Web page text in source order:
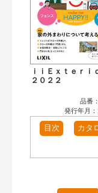
カテゴリー
窓・シャッター（3）
インテリア建材（6）
タイル建材（4）
浴室（4）
高性能住宅工法（3）
発行年で検索
ｉｉＥｘｔｅｒ
２０２２
品番
発行年月
目次 カタ